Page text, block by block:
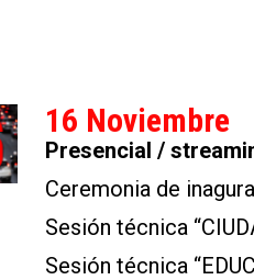
16 Noviembre
Presencial /
Ceremonia de
Sesión técnica
Sesión técnica